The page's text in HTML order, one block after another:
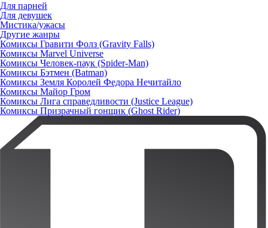
Для парней
Для девушек
Мистика/ужасы
Другие жанры
Комиксы Гравити Фолз (Gravity Falls)
Комиксы Marvel Universe
Комиксы Человек-паук (Spider-Man)
Комиксы Бэтмен (Batman)
Комиксы Земля Королей Федора Нечитайло
Комиксы Майор Гром
Комиксы Лига справедливости (Justice League)
Комиксы Призрачный гонщик (Ghost Rider)